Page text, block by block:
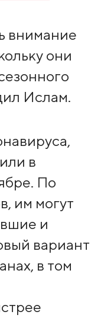
внимание
они
Ислам.
в
По
им могут
и
вариант
в том